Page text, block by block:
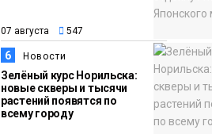
07 августа 547
6 Новости
Зелёный курс Норильска:
новые скверы и тысячи
растений появятся по
всему городу